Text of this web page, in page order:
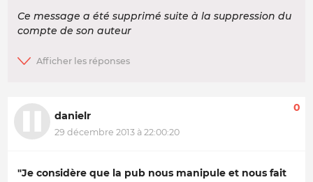
Ce message a été supprimé suite à la suppression du
compte de son auteur
danielr
29 décembre 2013 à 22:00:20
0
"Je considère que la pub nous manipule et nous fait